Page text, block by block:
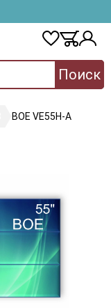
Поиск
BOE VE55H-A